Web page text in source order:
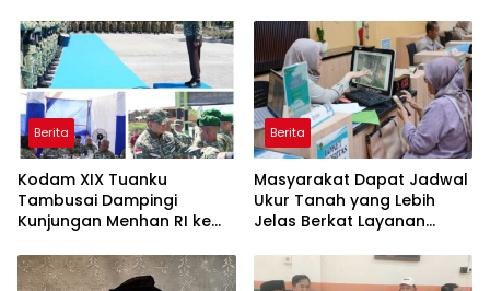
Kawah Candradimuka
Intelektual
Berita
Kodam XIX Tuanku
Tambusai Dampingi
Kunjungan Menhan RI ke
Perkuat Pembangunan
Satuan
Berita
Masyarakat Dapat Jadwal
Ukur Tanah yang Lebih
Jelas Berkat Layanan